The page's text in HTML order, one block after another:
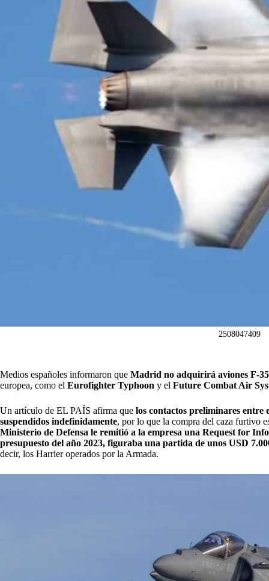
2508047409
Medios españoles informaron que Madrid no adquirirá aviones F-35
europea, como el Eurofighter Typhoon y el Future Combat Air
Un artículo de EL PAÍS afirma que los contactos preliminares
suspendidos indefinidamente, por lo que la compra del caza furtivo
Ministerio de Defensa le remitió a la empresa una Request for
presupuesto del año 2023, figuraba una partida de unos USD
decir, los Harrier operados por la Armada.